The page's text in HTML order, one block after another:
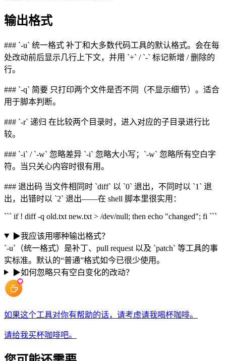
输出格式
### `-u` 统一格式 补丁和大多数代码工具的默认格式。会在每
处改动前后显示几行上下文，并用 `+` / `-` 标记新增 / 删除的
行。
### `-q` 简要 只打印两个文件是否不同（不显示细节）。适合
用于脚本判断。
### `-r` 递归 在比较两个目录时，进入对应的子目录进行比
较。
### `-i` / `-w` 忽略差异 `-i` 忽略大小写；`-w` 忽略所有空白字
符。当只关心内容时很有用。
### 退出码 当文件相同时 `diff` 以 `0` 退出，不同时以 `1` 退
出，出错时以 `2` 退出——在 shell 脚本里很实用：
``` if ! diff -q old.txt new.txt > /dev/null; then echo "changed"; fi ```
▶我应该用哪种输出格式？
`-u`（统一格式）是补丁、pull request 以及 `patch` 等工具的事
实标准。默认的“普通”格式如今已很少使用。
▶如何忽略只有空白变化的改动？
如果这个工具对你有帮助的话，请考虑请我喝杯咖啡。
请给我买杯咖啡吧。